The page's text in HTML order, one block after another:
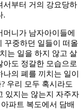
서부터 거의 강요당하
.
니가 남자아이들에
꾸중하던 일들이 떠올
는 일을 하지 않고 살
아도 정갈한 모습으로
의 폐를 끼치는 일이
우리 모두 혹시라도
있지는 않는지 자주자
파트 복도에서 담배